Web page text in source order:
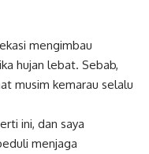
mengimbau
hujan lebat. Sebab,
musim kemarau selalu
ini, dan saya
menjaga